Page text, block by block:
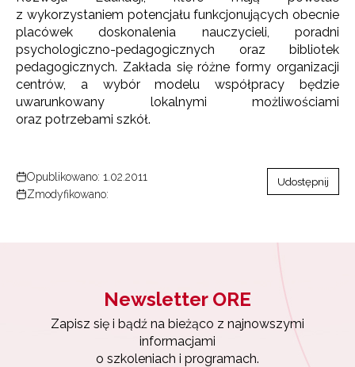
z wykorzystaniem potencjału funkcjonujących obecnie
placówek doskonalenia nauczycieli, poradni
psychologiczno-pedagogicznych oraz bibliotek
pedagogicznych. Zakłada się różne formy organizacji
centrów, a wybór modelu współpracy będzie
uwarunkowany lokalnymi możliwościami
oraz potrzebami szkół.
Opublikowano: 1.02.2011
Zmodyfikowano:
Udostępnij
Newsletter ORE
Zapisz się i bądź na bieżąco z najnowszymi
informacjami
o szkoleniach i programach.